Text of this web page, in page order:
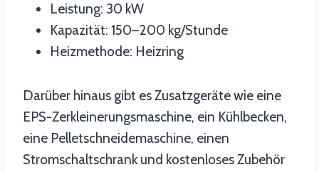
Leistung: 30 kW
Kapazität: 150–200 kg/Stunde
Heizmethode: Heizring
Darüber hinaus gibt es Zusatzgeräte wie eine
EPS-Zerkleinerungsmaschine, ein Kühlbecken,
eine Pelletschneidemaschine, einen
Stromschaltschrank und kostenloses Zubehör